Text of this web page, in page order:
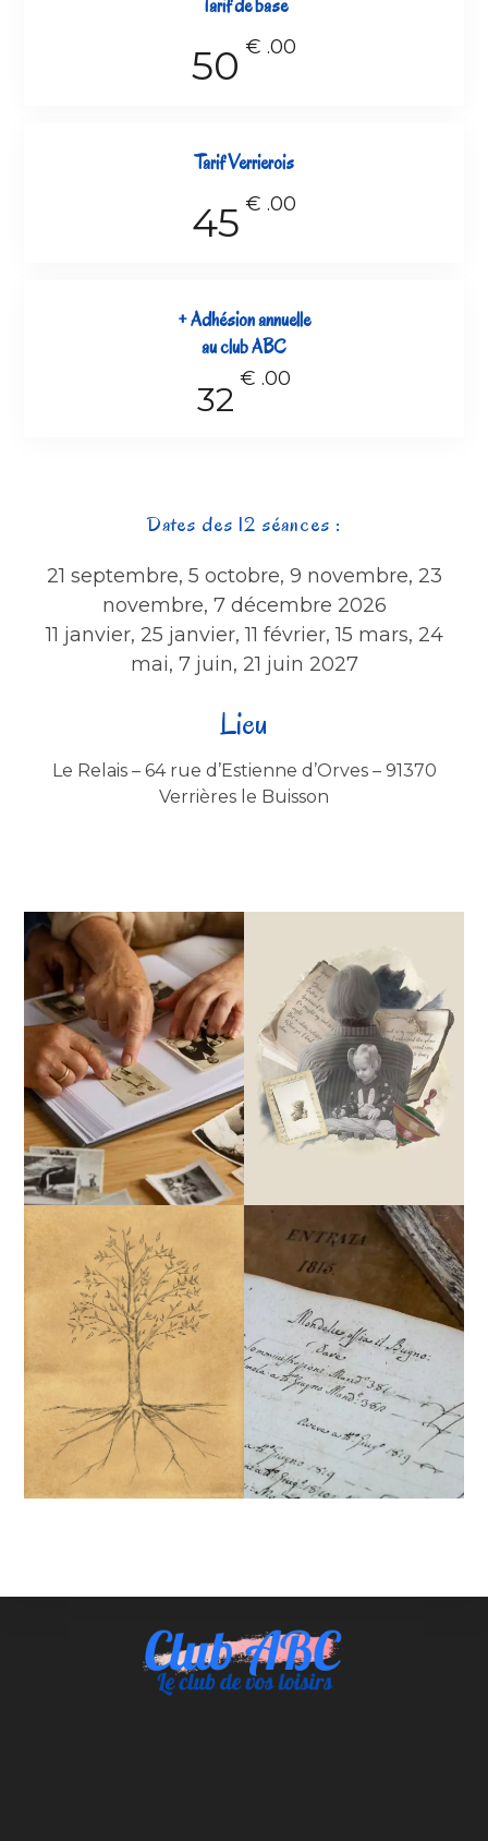
Tarif de base
50 € .00
Tarif Verrierois
45 € .00
+ Adhésion annuelle
au club ABC
32
€ .00
Dates des 12 séances :
21 septembre, 5 octobre, 9 novembre, 23
novembre, 7 décembre 2026
11 janvier, 25 janvier, 11 février, 15 mars, 24
mai, 7 juin, 21 juin 2027
Lieu
Le Relais – 64 rue d’Estienne d’Orves – 91370
Verrières le Buisson